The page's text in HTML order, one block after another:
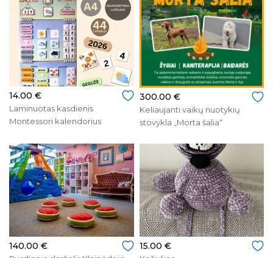
14.00 €
Laminuotas kasdienis
Montessori kalendorius
300.00 €
Keliaujanti vaikų nuotykių
stovykla „Morta šalia“
140.00 € 15.00 €